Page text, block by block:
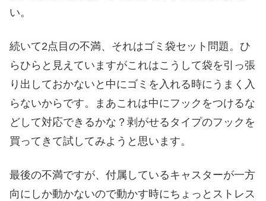
い。
続いて2点目の不満、それはゴミ袋セット問題。ひ
らひらと見えていますがこれはこうして袋を引っ張
り出しておかないと中にゴミを入れる時にうまく入
らないからです。まあこれは中にフックをつけるな
どして対応できるかな？剥がせるタイプのフックを
買ってきて試してみようと思います。
最後の不満ですが、付属しているキャスターが一方
向にしか動かないので動かす時にちょっとストレス